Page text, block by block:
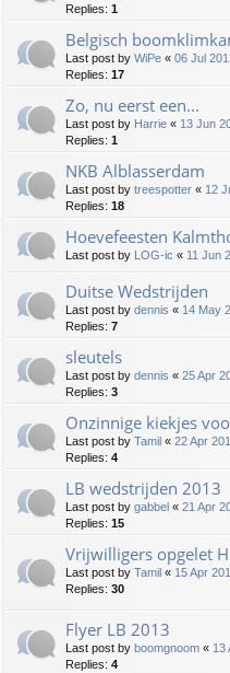
Replies: 1
Belgisch
Last post by WiPe « 06 Jul
Replies: 17
Zo, nu eerst een...
Last post by Harrie « 13 Jun
Replies: 1
NKB Alblasserdam
Last post by treespotter « 12
Replies: 18
Hoevefeesten
Last post by LOG-ic « 11 Jun
Duitse Wedstrijden
Last post by dennis « 14 May
Replies: 7
sleutels
Last post by dennis « 25 Apr
Replies: 3
Onzinnige kiekjes
Last post by Tamil « 22 Apr
Replies: 4
LB wedstrijden 2013
Last post by gabbel « 21 Apr
Replies: 15
Vrijwilligers opgelet
Last post by Tamil « 15 Apr
Replies: 30
Flyer LB 2013
Last post by boomgnoom « 13
Replies: 4